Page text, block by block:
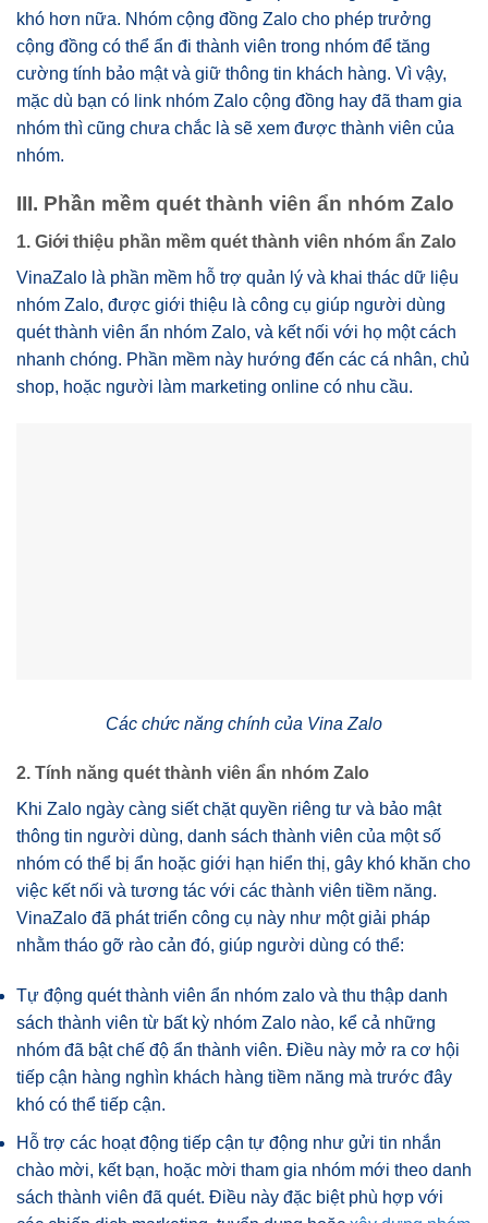
khó hơn nữa. Nhóm cộng đồng Zalo cho phép trưởng
cộng đồng có thể ẩn đi thành viên trong nhóm để tăng
cường tính bảo mật và giữ thông tin khách hàng. Vì vậy,
mặc dù bạn có link nhóm Zalo cộng đồng hay đã tham gia
nhóm thì cũng chưa chắc là sẽ xem được thành viên của
nhóm.
III. Phần mềm quét thành viên ẩn nhóm Zalo
1. Giới thiệu phần mềm quét thành viên nhóm ẩn Zalo
VinaZalo là phần mềm hỗ trợ quản lý và khai thác dữ liệu
nhóm Zalo, được giới thiệu là công cụ giúp người dùng
quét thành viên ẩn nhóm Zalo, và kết nối với họ một cách
nhanh chóng. Phần mềm này hướng đến các cá nhân, chủ
shop, hoặc người làm marketing online có nhu cầu.
Các chức năng chính của Vina Zalo
2. Tính năng quét thành viên ẩn nhóm Zalo
Khi Zalo ngày càng siết chặt quyền riêng tư và bảo mật
thông tin người dùng, danh sách thành viên của một số
nhóm có thể bị ẩn hoặc giới hạn hiển thị, gây khó khăn cho
việc kết nối và tương tác với các thành viên tiềm năng.
VinaZalo đã phát triển công cụ này như một giải pháp
nhằm tháo gỡ rào cản đó, giúp người dùng có thể:
Tự động quét thành viên ẩn nhóm zalo và thu thập danh
sách thành viên từ bất kỳ nhóm Zalo nào, kể cả những
nhóm đã bật chế độ ẩn thành viên. Điều này mở ra cơ hội
tiếp cận hàng nghìn khách hàng tiềm năng mà trước đây
khó có thể tiếp cận.
Hỗ trợ các hoạt động tiếp cận tự động như gửi tin nhắn
chào mời, kết bạn, hoặc mời tham gia nhóm mới theo danh
sách thành viên đã quét. Điều này đặc biệt phù hợp với